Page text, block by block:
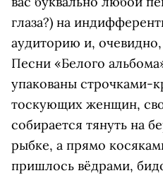
глаза?) на
аудиторию и,
Песни «Белого
упакованы строчками-
тоскующих женщин,
собирается тянуть на
рыбке, а прямо
пришлось вёдрами,